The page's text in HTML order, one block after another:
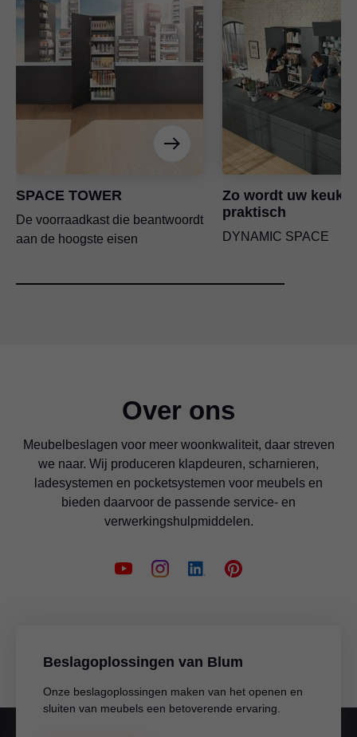
SPACE TOWER
De voorraadkast die beantwoordt
aan de hoogste eisen
Zo wordt uw
praktisch
DYNAMIC SPACE
Over ons
Meubelbeslagen voor meer woonkwaliteit, daar streven
we naar. Wij produceren klapdeuren, scharnieren,
ladesystemen en pocketsystemen voor meubels en
bieden daarvoor de passende service- en
verwerkingshulpmiddelen.
Beslagoplossingen van Blum
Onze beslagoplossingen maken van het openen en
sluiten van meubels een betoverende ervaring.